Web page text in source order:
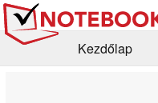
Kezdőlap